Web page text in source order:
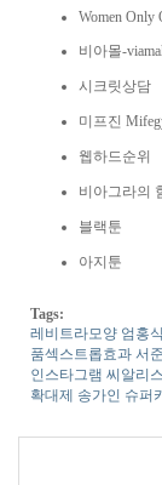
Women Only
비아몰-
시크릿상담
미프진
웹하드순위
비아그라의
블랙툰
아지툰
Tags:
레­비트라모양 엄홍식
품섹스트롭효과 서
인스타그램 씨­알리
확대제 송가인 슈퍼